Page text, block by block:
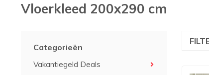
Vloerkleed 200x290 cm
Categorieën
Vakantiegeld Deals